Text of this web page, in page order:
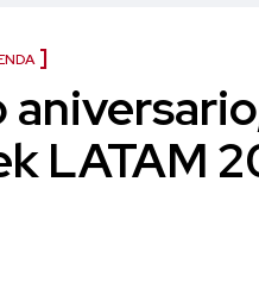
LATAM